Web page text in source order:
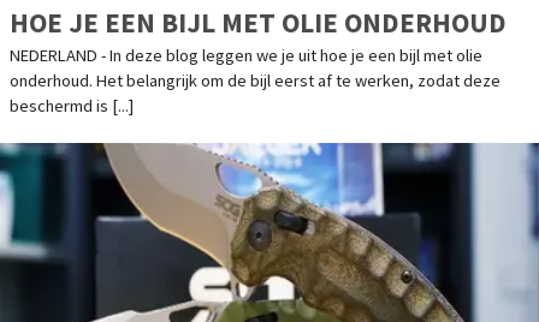
HOE JE EEN BIJL MET OLIE ONDERHOUD
NEDERLAND - In deze blog leggen we je uit hoe je een bijl met olie
onderhoud. Het belangrijk om de bijl eerst af te werken, zodat deze
beschermd is [...]